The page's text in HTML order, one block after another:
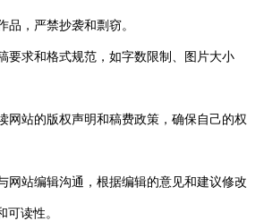
品，严禁抄袭和剽窃。
求和格式规范，如字数限制、图片大小
站的版权声明和稿费政策，确保自己的权
站编辑沟通，根据编辑的意见和建议修改
可读性。